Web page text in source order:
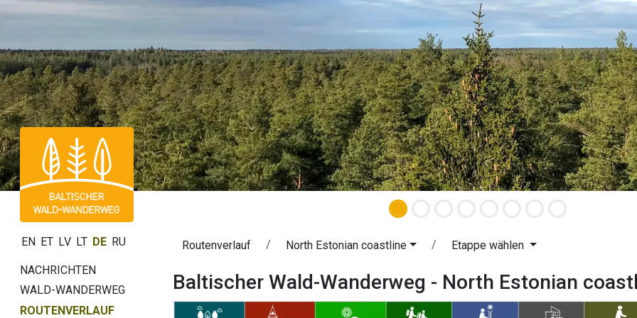
EN ET LV LT DE RU
NACHRICHTEN
WALD-WANDERWEG
ROUTENVERLAUF
Routenverlauf North Estonian coastline Etappe wählen
Baltischer Wald-Wanderweg - North Estonian